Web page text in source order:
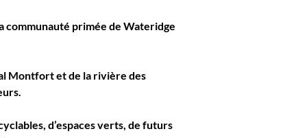
communauté primée de Wateridge
Montfort et de la rivière des
d’espaces verts, de futurs